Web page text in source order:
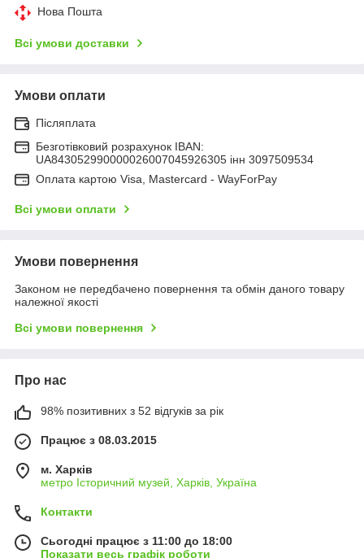
Нова Пошта
Всі умови доставки
Умови оплати
Післяплата
Безготівковий розрахунок IBAN:
UA843052990000026007045926305 інн 3097509534
Оплата картою Visa, Mastercard - WayForPay
Всі умови оплати
Умови повернення
Законом не передбачено повернення та обмін даного товару
належної якості
Всі умови повернення
Про нас
98% позитивних з 52 відгуків за рік
Працює з 08.03.2015
м. Харків
метро Історичний музей, Харків, Україна
Контакти
Сьогодні працює з 11:00 до 18:00
Показати весь графік роботи